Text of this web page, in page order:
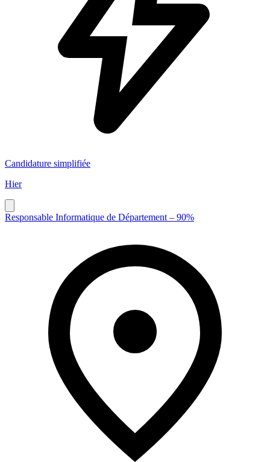
Candidature simplifiée
Hier
Responsable Informatique de Département – 90%